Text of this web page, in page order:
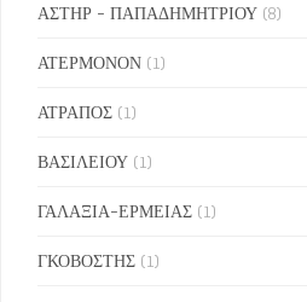
ΑΣΤΗΡ - ΠΑΠΑΔΗΜΗΤΡΙΟΥ (8)
ΑΤΕΡΜΟΝΟΝ (1)
ΑΤΡΑΠΟΣ (1)
ΒΑΣΙΛΕΙΟΥ (1)
ΓΑΛΑΞΙΑ-ΕΡΜΕΙΑΣ (1)
ΓΚΟΒΟΣΤΗΣ (1)